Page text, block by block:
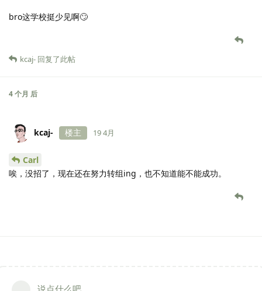
bro这学校挺少见啊🙄
kcaj- 回复了此帖
4 个月 后
kcaj- 楼主 19 4月
Carl
唉，没招了，现在还在努力转组ing，也不知道能不能成功。
说点什么吧...